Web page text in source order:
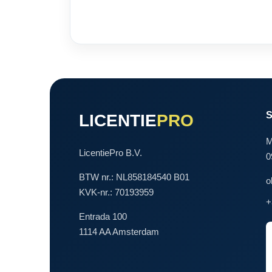
LICENTIEPRO
LicentiePro B.V.
BTW nr.: NL858184540 B01
KVK-nr.: 70193959
Entrada 100
1114 AA Amsterdam